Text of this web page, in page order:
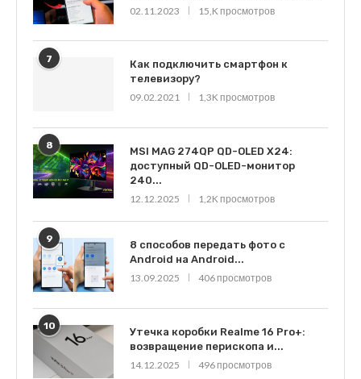
02.11.2023
15,K просмотров
7
Как подключить смартфон к
телевизору?
09.02.2021
1,3K просмотров
8
MSI MAG 274QP QD-OLED X24:
доступный QD-OLED-монитор
240...
12.12.2025
1,2K просмотров
9
8 способов передать фото с
Android на Android...
13.09.2025
406 просмотров
10
Утечка коробки Realme 16 Pro+:
возвращение перископа и...
14.12.2025
496 просмотров